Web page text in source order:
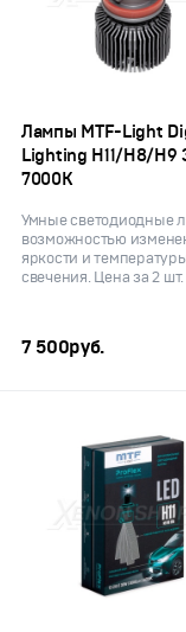
Лампы MTF-Light
Lighting H11/H8/H9
7000K
Умные светодиодные
возможностью
яркости и
свечения. Цена за 2 шт.
7 500руб.